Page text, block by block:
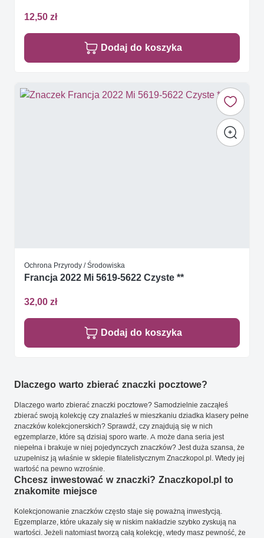
12,50 zł
Dodaj do koszyka
Ochrona Przyrody / Środowiska
Francja 2022 Mi 5619-5622 Czyste **
32,00 zł
Dodaj do koszyka
Dlaczego warto zbierać znaczki pocztowe?
Dlaczego warto zbierać znaczki pocztowe? Samodzielnie zacząłeś
zbierać swoją kolekcję czy znalazłeś w mieszkaniu dziadka klasery pełne
znaczków kolekcjonerskich? Sprawdź, czy znajdują się w nich
egzemplarze, które są dzisiaj sporo warte. A może dana seria jest
niepełna i brakuje w niej pojedynczych znaczków? Jest duża szansa, że
uzupełnisz ją właśnie w sklepie filatelistycznym Znaczkopol.pl. Wtedy jej
wartość na pewno wzrośnie.
Chcesz inwestować w znaczki? Znaczkopol.pl to
znakomite miejsce
Kolekcjonowanie znaczków często staje się poważną inwestycją.
Egzemplarze, które ukazały się w niskim nakładzie szybko zyskują na
wartości. Jeżeli natomiast tworzą całą kolekcję, wtedy masz pewność, że